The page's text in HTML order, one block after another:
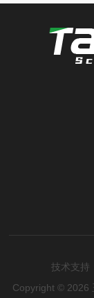
技术支持
Copyright © 2026